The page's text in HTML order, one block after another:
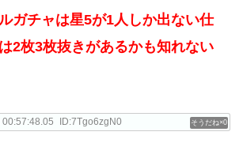
ガチャは星5が1人しか出ない仕
2枚3枚抜きがあるかも知れない
0
ID:7Tgo6zgN0